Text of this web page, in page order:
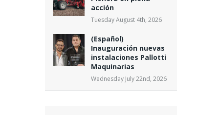
acción
Tuesday August 4th, 2026
(Español)
Inauguración nuevas
instalaciones Pallotti
Maquinarias
Wednesday July 22nd, 2026